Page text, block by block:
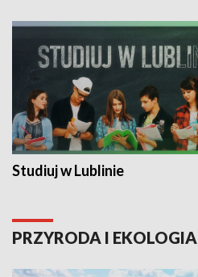
Studiuj w Lublinie
PRZYRODA I EKOLOGIA